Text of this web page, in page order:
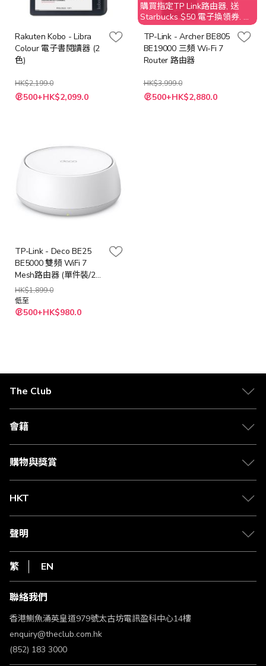
Rakuten Kobo - Libra
Colour 電子書閱讀器 (2
色)
HK$2,199.0
500+HK$2,099.0
購買指定TP Link路由器, 送
Starbucks $50 電子換領券. 不
接受取消訂單；客人需要退還
贈品 Starbucks $50 之價值
TP-Link - Archer BE805
BE19000 三頻 Wi-Fi 7
Router 路由器
HK$3,999.0
特
殊 500+HK$2,880.0
TP-Link - Deco BE25
BE5000 雙頻 WiFi 7
Mesh路由器 (單件裝/2件
裝/3件裝)
HK$1,899.0
低至
500+HK$980.0
The Club
關於 The Club
合作夥伴
媒體中心
會籍
會籍及專屬禮遇
賺取積分
購物與獎賞
物流與配送
Club Shopping 商品領取站
常見問題
HKT
csl.
1010
HKT
聲明
私隱聲明
使用條款
條款及細則
不歧視及不騷擾聲明
認可牌照及通告
繁 EN
聯絡我們
香港鰂魚涌英皇道979號太古坊電訊盈科中心14樓
enquiry@theclub.com.hk
(852) 183 3000